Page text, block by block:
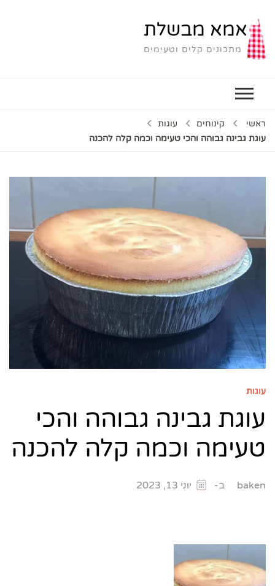
אמא מבשלת
מתכונים קלים וטעימים
ראשי קינוחים
עוגות
עוגת גבינה גבוהה והכי טעימה וכמה קלה להכנה
עוגות
עוגת גבינה גבוהה והכי
טעימה וכמה קלה להכנה
baken ב- יוני 13, 2023